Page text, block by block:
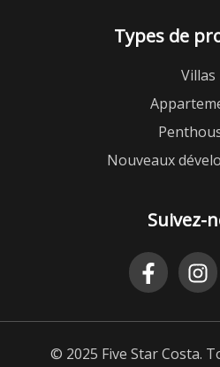
Types de
Villas
Nouveaux
Suivez-
© 2025 Five Star Costa.